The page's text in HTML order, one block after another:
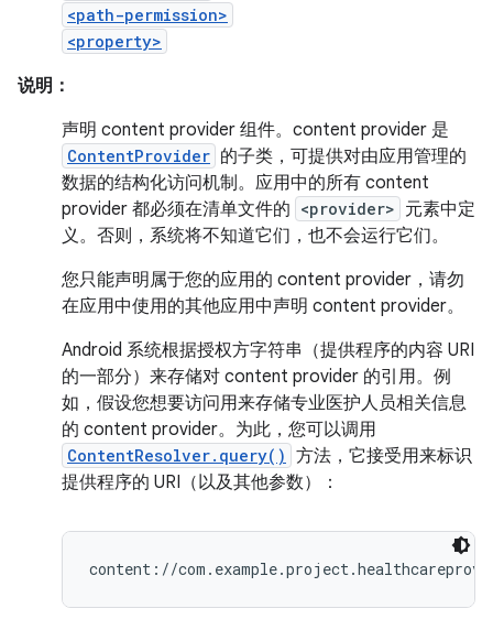
<path-permission>
<property>
说明：
声明 content provider 组件。content provider 是
ContentProvider 的子类，可提供对由应用管理的
数据的结构化访问机制。应用中的所有 content
provider 都必须在清单文件的 <provider> 元素中定
义。否则，系统将不知道它们，也不会运行它们。
您只能声明属于您的应用的 content provider，请勿
在应用中使用的其他应用中声明 content provider。
Android 系统根据授权方字符串（提供程序的内容 URI
的一部分）来存储对 content provider 的引用。 例
如，假设您想要访问用来存储专业医护人员相关信息
的 content provider。为此，您可以调用
ContentResolver.query() 方法，它接受用来标识
提供程序的 URI（以及其他参数）：